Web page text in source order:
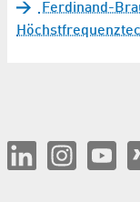
Ferdinand-